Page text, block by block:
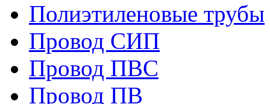
Полиэтиленовые трубы
Провод СИП
Провод ПВС
Провод ПВ